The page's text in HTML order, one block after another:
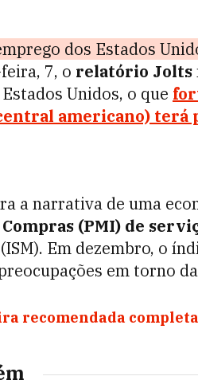
dos Estados
7, o relatório Jolts
Unidos, o que
americano) terá
a narrativa de uma
(PMI) de
Em dezembro, o
em torno
recomendada